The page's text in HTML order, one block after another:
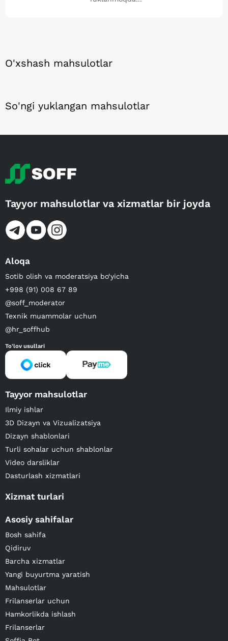
O'xshash mahsulotlar
So'ngi yuklangan mahsulotlar
Tayyor mahsulotlar va xizmatlar bir joyda
Aloqa
Sotib olish va moderatsiya bo‘yicha
+998 (91) 008 67 89
@soff_moderator
Texnik muammolar uchun
@hr_soffhub
To'lov usullari
Tayyor mahsulotlar
Ilmiy ishlar
3D Dizayn va Vizualizatsiya
Dizayn shablonlari
Turli sohalar uchun shablonlar
Video darsliklar
Dasturlash xizmatlari
Xizmat turlari
Asosiy sahifalar
Bosh sahifa
Qidiruv
Barcha xizmatlar
Yangi buyurtma yaratish
Mahsulotlar
Frilanserlar uchun
Hamkorlikda ishlash
Frilanserlar